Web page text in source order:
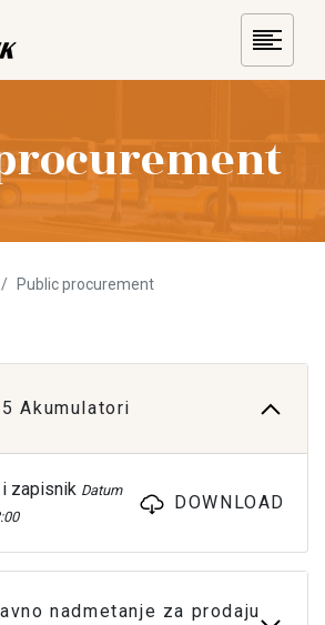
Public procurement
Akumulatori
i zapisnik Datum
DOWNLOAD
nadmetanje za prodaju